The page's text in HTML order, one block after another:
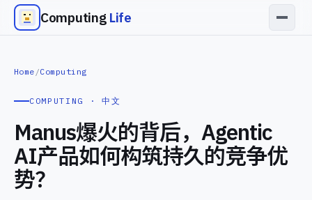
Computing Life
Home /Computing
COMPUTING · 中文
Manus爆火的背后，Agentic
AI产品如何构筑持久的竞争优
势？